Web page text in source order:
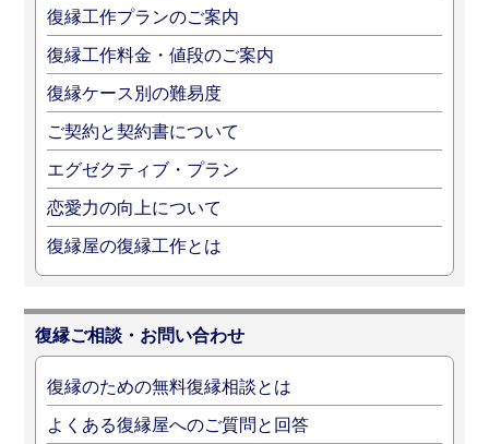
復縁工作プランのご案内
復縁工作料金・値段のご案内
復縁ケース別の難易度
ご契約と契約書について
エグゼクティブ・プラン
恋愛力の向上について
復縁屋の復縁工作とは
復縁ご相談・お問い合わせ
復縁のための無料復縁相談とは
よくある復縁屋へのご質問と回答